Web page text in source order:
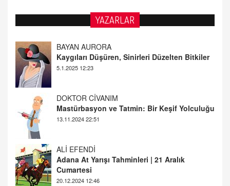
YAZARLAR
BAYAN AURORA
Kaygıları Düşüren, Sinirleri Düzelten Bitkiler
DOKTOR CİVANIM
ALİ EFENDİ
20.12.2024 12:46
TUTKUNUN PERİSİ
Sağlıklı Bir Cinsel Yaşam ile İlgili Bilinmesi